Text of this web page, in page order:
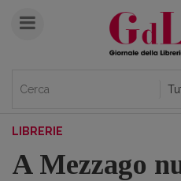
LIBRERIE
A Mezzago